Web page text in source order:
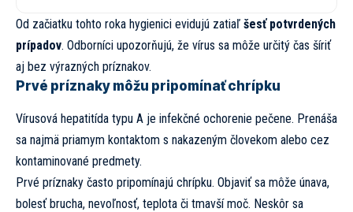
Od začiatku tohto roka hygienici evidujú zatiaľ šesť potvrdených
prípadov. Odborníci upozorňujú, že vírus sa môže určitý čas šíriť
aj bez výrazných príznakov.
Prvé príznaky môžu pripomínať chrípku
Vírusová hepatitída typu A je infekčné ochorenie pečene. Prenáša
sa najmä priamym kontaktom s nakazeným človekom alebo cez
kontaminované predmety.
Prvé príznaky často pripomínajú chrípku. Objaviť sa môže únava,
bolesť brucha, nevoľnosť, teplota či tmavší moč. Neskôr sa